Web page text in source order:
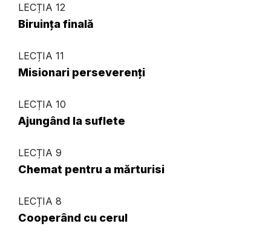
LECȚIA 12
Biruința finală
LECȚIA 11
Misionari perseverenți
LECȚIA 10
Ajungând la suflete
LECȚIA 9
Chemat pentru a mărturisi
LECȚIA 8
Cooperând cu cerul